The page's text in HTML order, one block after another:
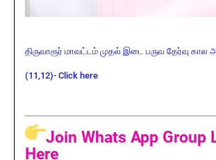
திருவாரூர் மாவட்டம் முதல் இடை பருவ தேர்வு
(11,12)- Click here
Join Whats App Group
Here